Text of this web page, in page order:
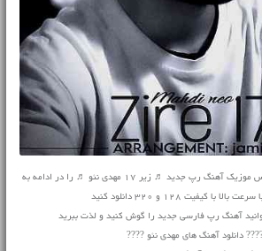
مخاطبین محترم رسانه ی نفیس موزیک آهنگ رپ جدید ♬ زیر ۱۷ مهدی نئو ♬ را در ادامه به
با کیفیت 128 و 320 دانلود کنید
آهنگرپ فارسی جدید را گوش کنید و لذت ببرید
دانلود آهنگ های مهدی نئو ????